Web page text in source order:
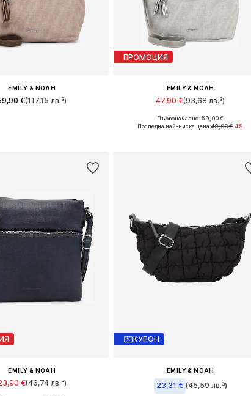
EMILY & NOAH
€(117,15 лв.³)
ПРОМОЦИЯ
EMILY & NOAH
47,90 €(93,68 лв.³)
Налични размери: One Size
Първоначално: 59,90 €
Последна най-ниска цена:49,90 €-4%
EMILY & NOAH
€(46,74 лв.³)
КУПОН
EMILY & NOAH
23,31 € (45,59 лв.³)